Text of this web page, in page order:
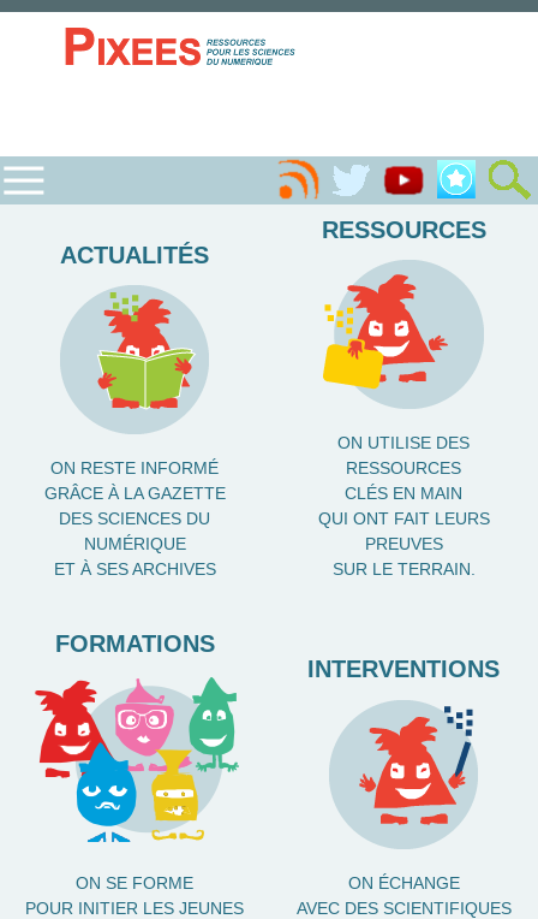
ACTUALITÉS
ON RESTE INFORMÉ
GRÂCE À LA GAZETTE
DES SCIENCES DU
NUMÉRIQUE
ET À SES ARCHIVES
RESSOURCES
ON UTILISE DES
RESSOURCES
CLÉS EN MAIN
QUI ONT FAIT LEURS
PREUVES
SUR LE TERRAIN.
FORMATIONS
ON SE FORME
POUR INITIER LES JEUNES
INTERVENTIONS
ON ÉCHANGE
AVEC DES SCIENTIFIQUES